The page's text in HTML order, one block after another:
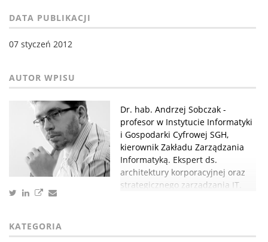
DATA PUBLIKACJI
07 styczeń 2012
Dr. hab. Andrzej Sobczak -
profesor w Instytucie Informatyki
i Gospodarki Cyfrowej SGH,
kierownik Zakładu Zarządzania
Informatyką. Ekspert ds.
architektury korporacyjnej oraz
strategicznego zarządzania IT.
KATEGORIA